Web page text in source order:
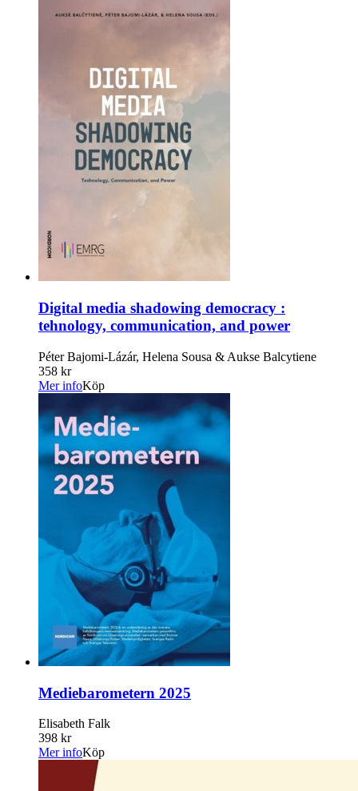
Digital media shadowing democracy :
tehnology, communication, and power
Péter Bajomi-Lázár, Helena Sousa & Aukse Balcytiene
358 kr
Mer infoKöp
Mediebarometern 2025
Elisabeth Falk
398 kr
Mer infoKöp